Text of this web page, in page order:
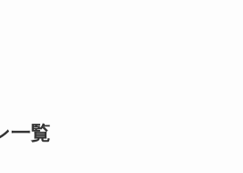
一覧